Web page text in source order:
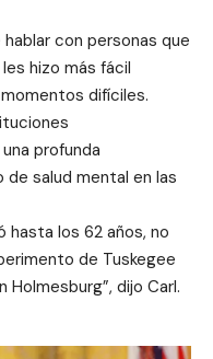
con personas que
hizo más fácil
difíciles.
profunda
salud mental en las
hasta los 62 años, no
de Tuskegee
dijo Carl.